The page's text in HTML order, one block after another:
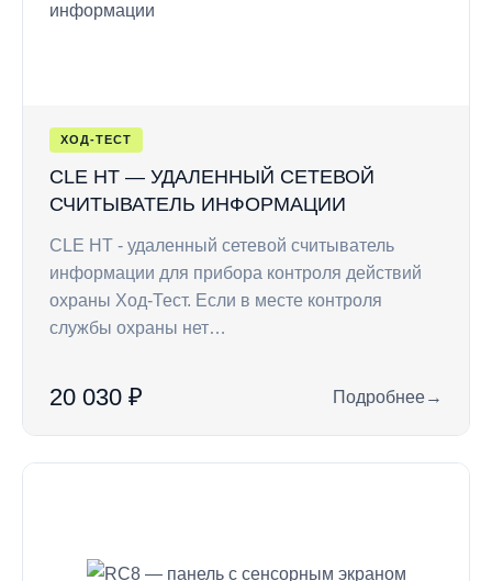
ХОД-ТЕСТ
CLE HT — УДАЛЕННЫЙ СЕТЕВОЙ
СЧИТЫВАТЕЛЬ ИНФОРМАЦИИ
CLE HT - удаленный сетевой считыватель
информации для прибора контроля действий
охраны Ход-Тест. Если в месте контроля
службы охраны нет…
20 030 ₽ Подробнее
: CLE HT —
→